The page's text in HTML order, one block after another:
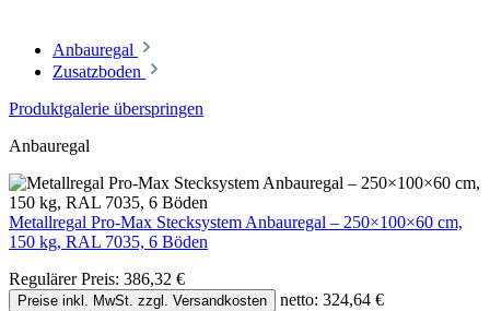
Anbauregal
Zusatzboden
Produktgalerie überspringen
Anbauregal
Metallregal Pro-Max Stecksystem Anbauregal – 250×100×60 cm,
150 kg, RAL 7035, 6 Böden
Regulärer Preis: 386,32 €
Preise inkl. MwSt. zzgl. Versandkosten
netto: 324,64 €